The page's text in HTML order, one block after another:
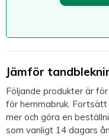
Jämför
Följande produkter är
för hemmabruk.
mer och göra en
som vanligt 14 dagars